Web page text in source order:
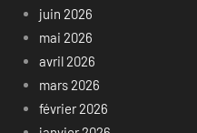
juin 2026
mai 2026
avril 2026
mars 2026
février 2026